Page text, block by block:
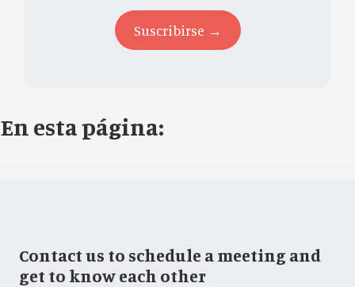
Suscribirse →
En esta página:
Contact us to schedule a meeting and
get to know each other